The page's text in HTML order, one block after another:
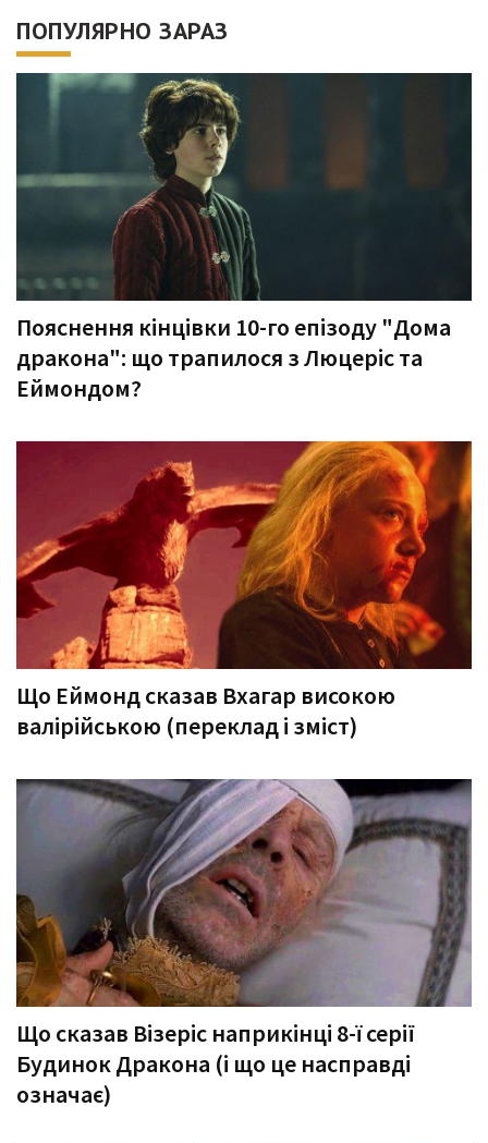
ПОПУЛЯРНО ЗАРАЗ
Пояснення кінцівки 10-го епізоду "Дома
дракона": що трапилося з Люцеріс та
Еймондом?
Що Еймонд сказав Вхагар високою
валірійською (переклад і зміст)
Що сказав Візеріс наприкінці 8-ї серії
Будинок Дракона (і що це насправді
означає)